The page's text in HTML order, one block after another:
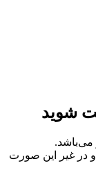
شوید
می‌باشد.
در غیر این صورت